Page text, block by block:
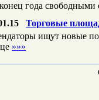
года
Торговые
ищут новые
»»»